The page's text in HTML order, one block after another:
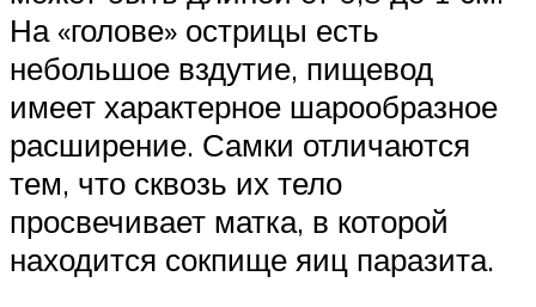
На «голове» острицы есть
небольшое вздутие, пищевод
имеет характерное шарообразное
расширение. Самки отличаются
тем, что сквозь их тело
просвечивает матка, в которой
находится сокпище яиц паразита.